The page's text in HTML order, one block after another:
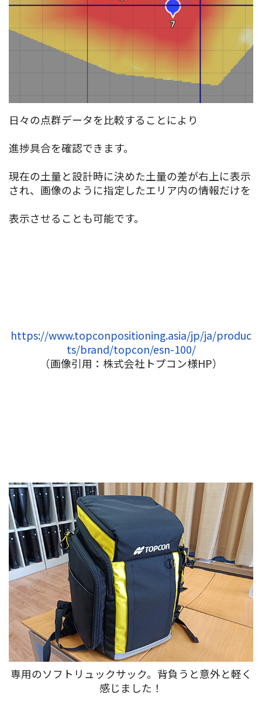
日々の点群データを比較することにより
進捗具合を確認できます。
現在の土量と設計時に決めた土量の差が右上に表示
され、画像のように指定したエリア内の情報だけを
表示させることも可能です。
https://www.topconpositioning.asia/jp/ja/produc
ts/brand/topcon/esn-100/
（画像引用：株式会社トプコン様HP）
専用のソフトリュックサック。背負うと意外と軽く
感じました！